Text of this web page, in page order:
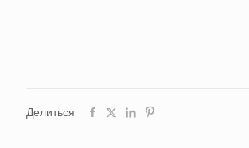
Делиться